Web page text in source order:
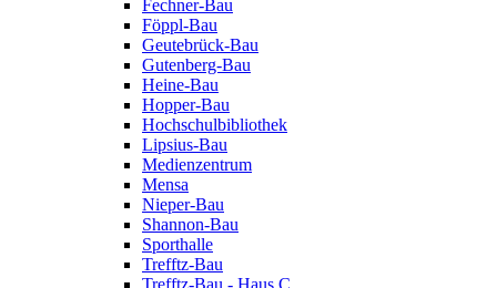
Fechner-Bau
Föppl-Bau
Geutebrück-Bau
Gutenberg-Bau
Heine-Bau
Hopper-Bau
Hochschulbibliothek
Lipsius-Bau
Medienzentrum
Mensa
Nieper-Bau
Shannon-Bau
Sporthalle
Trefftz-Bau
Trefftz-Bau - Haus C